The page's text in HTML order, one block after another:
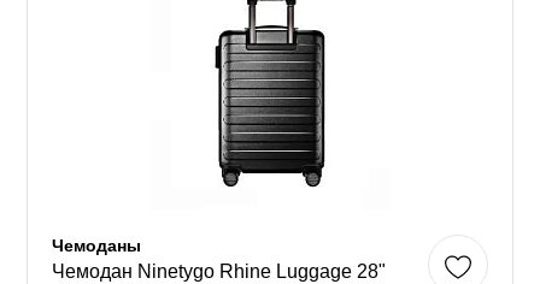
Чемоданы
Чемодан Ninetygo Rhine Luggage 28"